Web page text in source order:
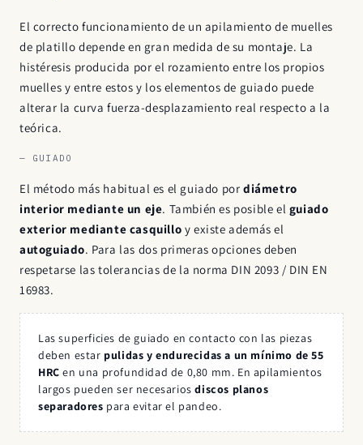
El correcto funcionamiento de un apilamiento de muelles
de platillo depende en gran medida de su montaje. La
histéresis producida por el rozamiento entre los propios
muelles y entre estos y los elementos de guiado puede
alterar la curva fuerza-desplazamiento real respecto a la
teórica.
— GUIADO
El método más habitual es el guiado por diámetro
interior mediante un eje. También es posible el guiado
exterior mediante casquillo y existe además el
autoguiado. Para las dos primeras opciones deben
respetarse las tolerancias de la norma DIN 2093 / DIN EN
16983.
Las superficies de guiado en contacto con las piezas
deben estar pulidas y endurecidas a un mínimo de 55
HRC en una profundidad de 0,80 mm. En apilamientos
largos pueden ser necesariosdiscos planos
separadores para evitar el pandeo.